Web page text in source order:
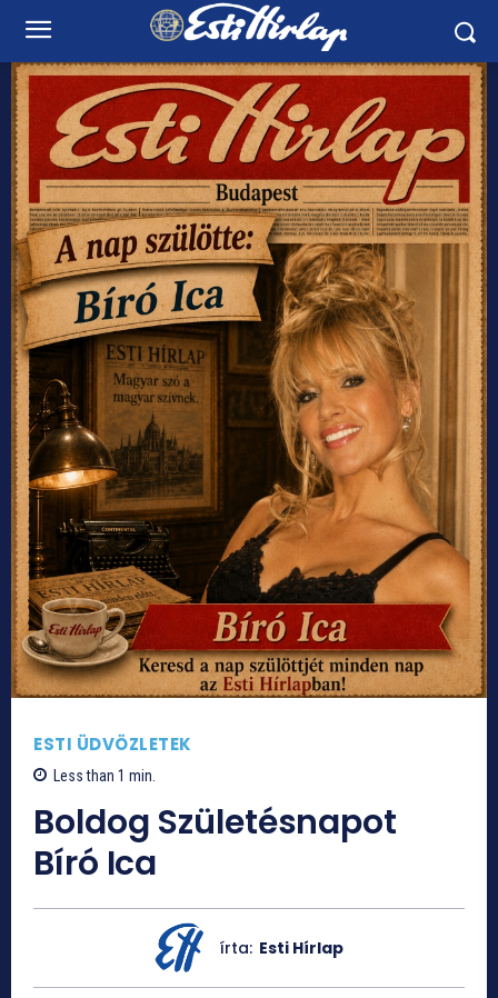
ESTI ÜDVÖZLETEK
Less than 1 min.
Boldog Születésnapot
Bíró Ica
írta: Esti Hírlap